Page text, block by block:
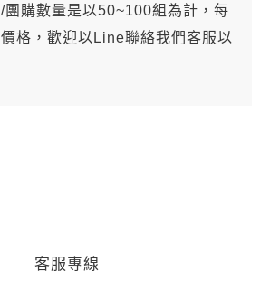
團購數量是以50~100組為計，每
格，歡迎以Line聯絡我們客服以
客服專線